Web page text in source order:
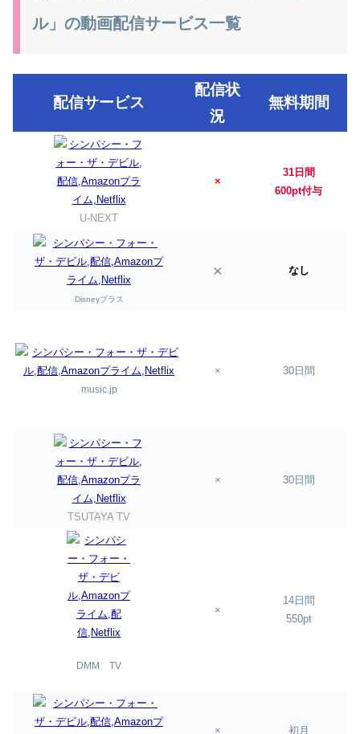
ル」の動画配信サービス一覧
配信サービス
配信状
況
無料期間
U-NEXT
×
31日間
600pt付与
Disneyプラス
× なし
music.jp
× 30日間
TSUTAYA TV
× 30日間
DMM TV
×
14日間
550pt
× 初月